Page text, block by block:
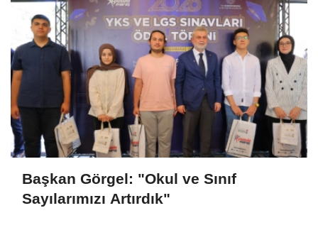
Başkan Görgel: "Okul ve Sınıf
Sayılarımızı Artırdık"